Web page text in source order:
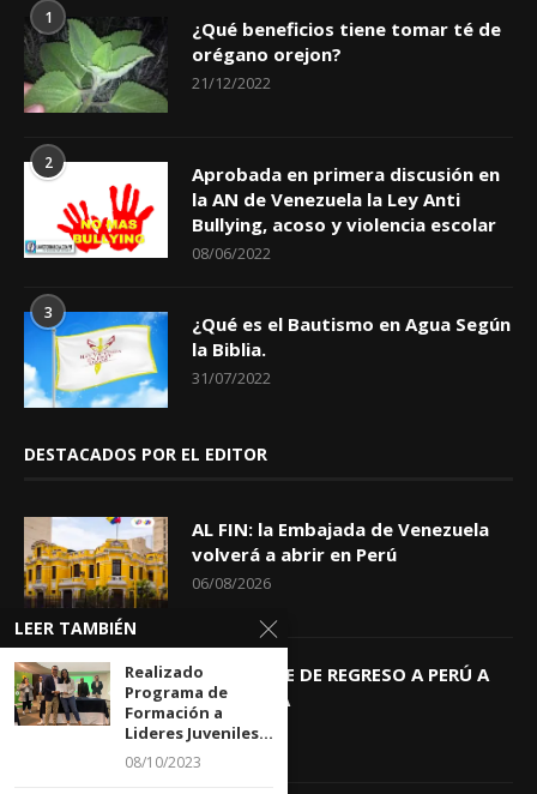
1
¿Qué beneficios tiene tomar té de
orégano orejon?
21/12/2022
2
Aprobada en primera discusión en
la AN de Venezuela la Ley Anti
Bullying, acoso y violencia escolar
08/06/2022
3
¿Qué es el Bautismo en Agua Según
la Biblia.
31/07/2022
DESTACADOS POR EL EDITOR
AL FIN: la Embajada de Venezuela
volverá a abrir en Perú
06/08/2026
KEIKO TRAE DE REGRESO A PERÚ A
GIOVANNA
04/08/2026
LEER TAMBIÉN
Realizado
Programa de
Formación a
Lideres Juveniles...
08/10/2023